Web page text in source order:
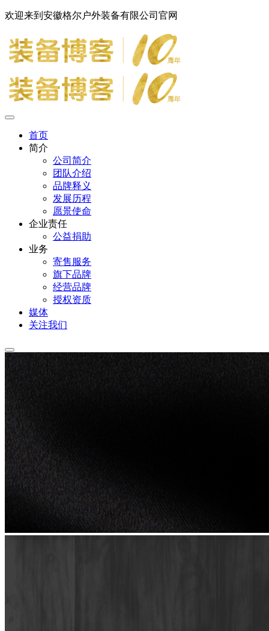
欢迎来到安徽格尔户外装备有限公司官网
首页
简介
公司简介
团队介绍
品牌释义
发展历程
愿景使命
企业责任
公益捐助
业务
寄售服务
旗下品牌
经营品牌
授权资质
媒体
关注我们